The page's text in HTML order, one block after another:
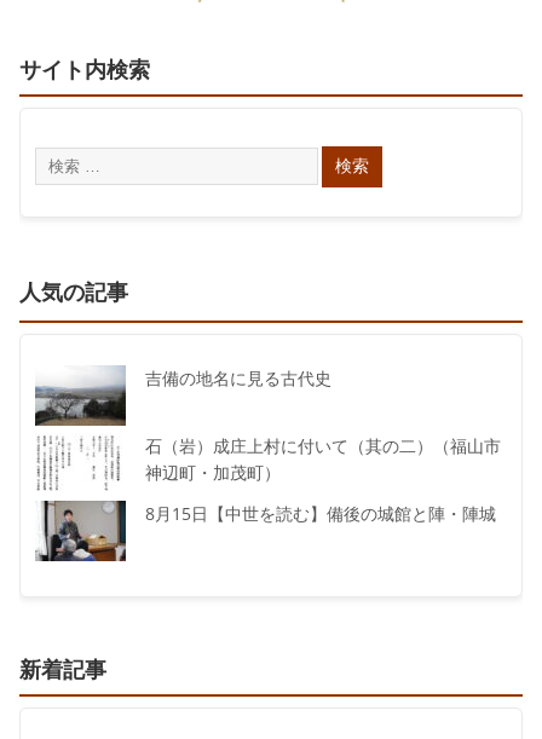
サイト内検索
人気の記事
吉備の地名に見る古代史
石（岩）成庄上村に付いて（其の二）（福山市
神辺町・加茂町）
8月15日【中世を読む】備後の城館と陣・陣城
新着記事